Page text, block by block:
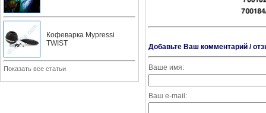
Кофеварка Mypressi
TWIST
Показать все статьи
Добавьте Ваш комментарий /
Ваше имя:
Ваш e-mail: